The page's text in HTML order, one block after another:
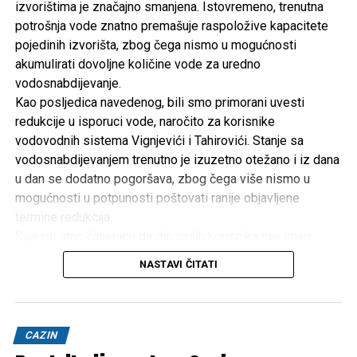
izvorištima je značajno smanjena. Istovremeno, trenutna
potrošnja vode znatno premašuje raspoložive kapacitete
pojedinih izvorišta, zbog čega nismo u mogućnosti
akumulirati dovoljne količine vode za uredno
vodosnabdijevanje.
Kao posljedica navedenog, bili smo primorani uvesti
redukcije u isporuci vode, naročito za korisnike
vodovodnih sistema Vignjevići i Tahirovići. Stanje sa
vodosnabdijevanjem trenutno je izuzetno otežano i iz dana
u dan se dodatno pogoršava, zbog čega više nismo u
mogućnosti u potpunosti poštovati ranije objavljene
uredno vodosnabdijevanje već nekoliko dana. Ulažemo
maksimalne napore kako bismo svim korisnicima osigurali
Zbog toga upućujemo apel svim korisnicima da vodu
koriste savjesno, odgovorno i racionalno. U ovim
NASTAVI ČITATI
CAZIN